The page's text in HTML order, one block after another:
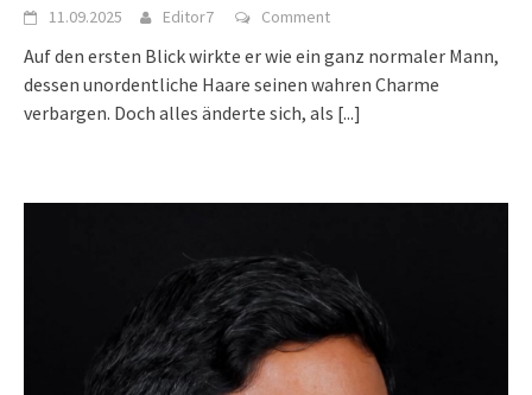
11.09.2025 Editor7 Comment
Auf den ersten Blick wirkte er wie ein ganz normaler Mann,
dessen unordentliche Haare seinen wahren Charme
verbargen. Doch alles änderte sich, als [...]